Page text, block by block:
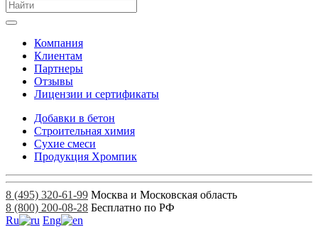
Компания
Клиентам
Партнеры
Отзывы
Лицензии и сертификаты
Добавки в бетон
Строительная химия
Сухие смеси
Продукция Хромпик
8 (495) 320-61-99 Москва и Московская область
8 (800) 200-08-28 Бесплатно по РФ
Ru
Eng